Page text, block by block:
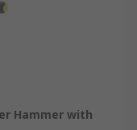
Hammer with